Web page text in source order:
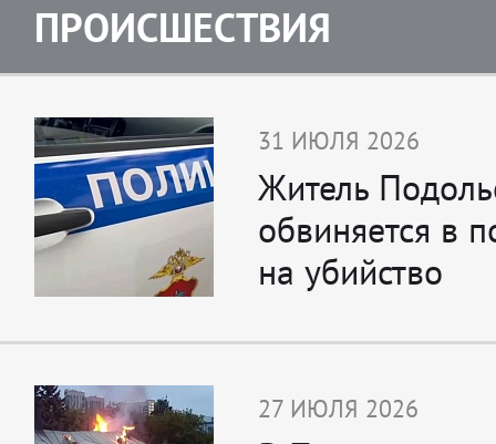
ПРОИСШЕСТВИЯ
31 ИЮЛЯ 2026
Житель
обвиняется в
на убийство
27 ИЮЛЯ 2026